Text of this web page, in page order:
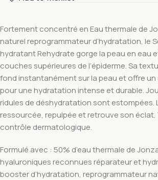
Fortement concentré en Eau thermale de
naturel reprogrammateur d’hydratation, le
hydratant Rehydrate gorge la peau en eau
couches supérieures de l’épiderme. Sa
fond instantanément sur la peau et offre
pour une hydratation intense et durable.
ridules de déshydratation sont estompées.
ressourcée, repulpée et retrouve son éclat.
contrôle dermatologique.
Formulé avec : 50% d’eau thermale de
hyaluroniques reconnues réparateur et
booster d’hydratation, reprogrammateur